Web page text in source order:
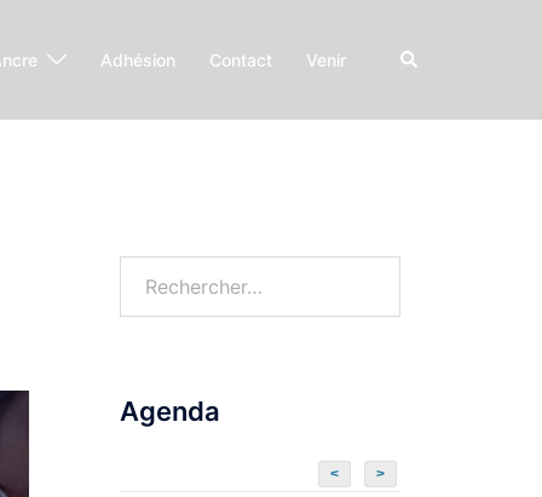
Adhésion Contact Venir
Agenda
< >